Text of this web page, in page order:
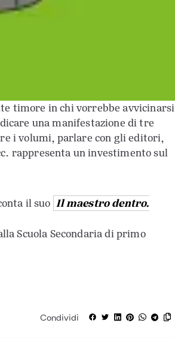
timore in chi vorrebbe avvicinarsi
una manifestazione di tre
i volumi, parlare con gli editori,
rappresenta un investimento sul
il suo Il maestro dentro.
Scuola Secondaria di primo
Condividi